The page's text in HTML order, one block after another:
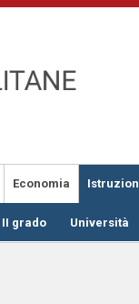
Economia
grado Università